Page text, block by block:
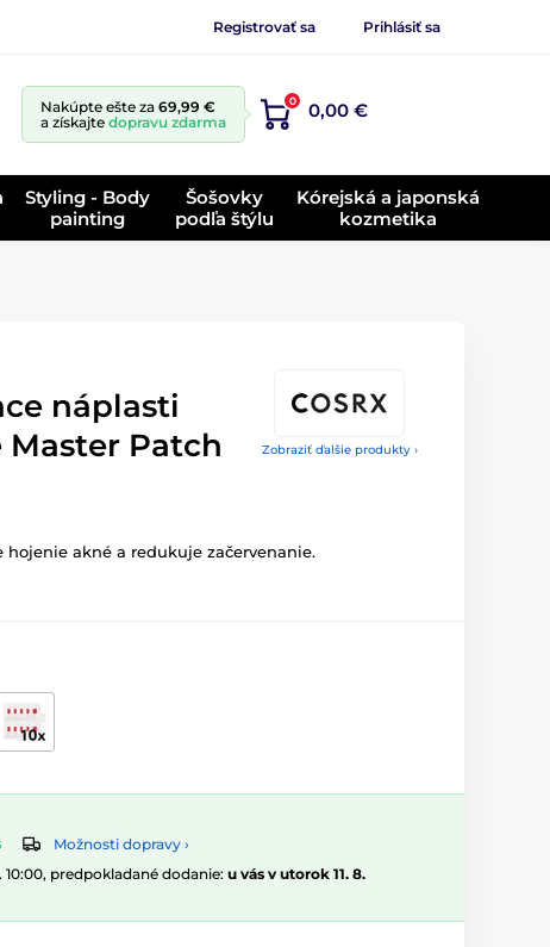
Registrovať sa Prihlásiť sa
Nakúpte ešte za 69,99 €
a získajte dopravu zdarma
0 0,00 €
Styling - Body
painting
Šošovky
podľa štýlu
Kórejská a japonská
kozmetika
Zobraziť ďalšie produkty ›
náplasti
Patch
akné a redukuje začervenanie.
Možnosti dopravy ›
10:00, predpokladané dodanie: u vás v utorok 11. 8.